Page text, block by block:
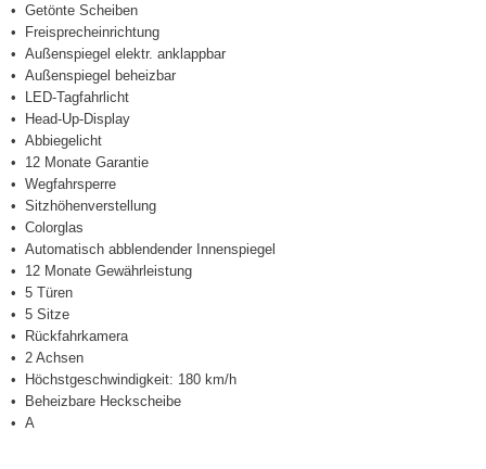
Getönte Scheiben
Freisprecheinrichtung
Außenspiegel elektr. anklappbar
Außenspiegel beheizbar
LED-Tagfahrlicht
Head-Up-Display
Abbiegelicht
12 Monate Garantie
Wegfahrsperre
Sitzhöhenverstellung
Colorglas
Automatisch abblendender Innenspiegel
12 Monate Gewährleistung
5 Türen
5 Sitze
Rückfahrkamera
2 Achsen
Höchstgeschwindigkeit: 180 km/h
Beheizbare Heckscheibe
A